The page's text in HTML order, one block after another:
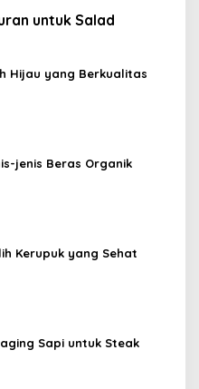
untuk Salad
Hijau yang Berkualitas
jenis Beras Organik
Kerupuk yang Sehat
Sapi untuk Steak